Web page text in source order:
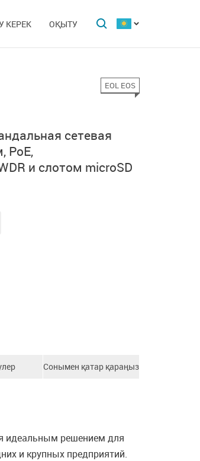
КЕРЕК ОҚЫТУ
EOL EOS
сетевая
PoE,
и слотом microSD
Сонымен қатар қараңыз
идеальным решением для
и крупных предприятий.